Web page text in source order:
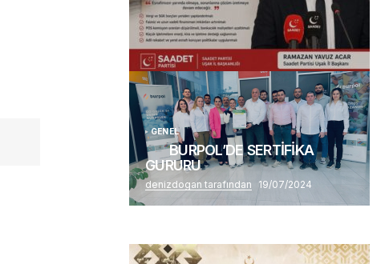
(başlıksız)
Alaattin Karahan tarafından 14/07/2026
GENEL
BURPOL’DE SERTİFİKA
GURURU
denizdogan tarafından 19/07/2024